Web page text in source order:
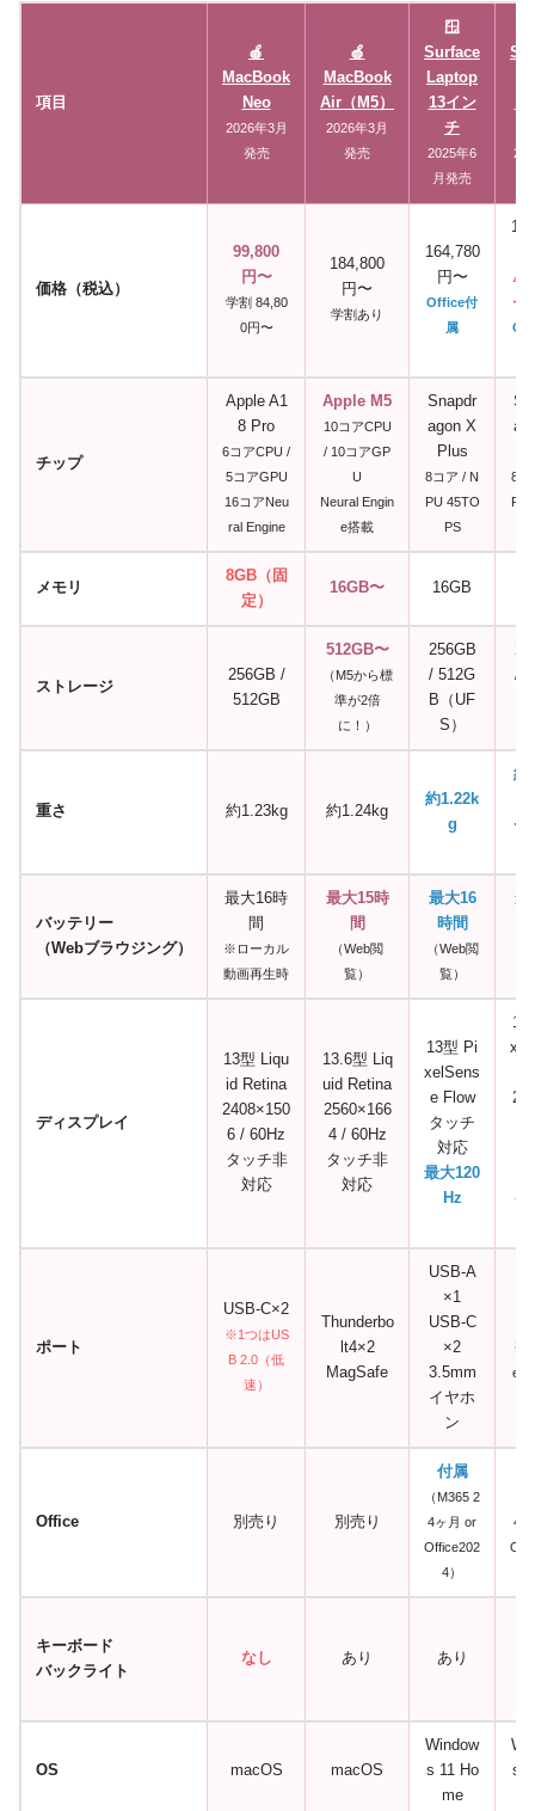
項目
🍎
MacBook
Neo
2026年3月
発売
🍏
MacBook
Air（M5）
2026年3月
発売
🪟
Surface
Laptop
13イン
チ
2025年6
月発売
12
価格（税込）
99,800
円〜
学割 84,80
0円〜
184,800
円〜
学割あり
164,780
円〜
Office付
属
⚠
ー
チップ
Apple A1
8 Pro
6コアCPU /
5コアGPU
16コアNeu
ral Engine
Apple M5
10コアCPU
/ 10コアGP
U
Neural Engin
e搭載
Snapdr
agon X
Plus
8コア / N
PU 45TO
PS
8コ
PU
メモリ
8GB（固
定）
16GB〜 16GB
ストレージ
256GB /
512GB
512GB〜
（M5から標
準が2倍
に！）
256GB
/ 512G
B（UF
S）
/
重さ 約1.23kg 約1.24kg
約1.22k
g
約
ッ
バッテリー
（Webブラウジング）
最大16時
間
※ローカル
動画再生時
最大15時
間
（Web閲
覧）
最大16
時間
（Web閲
覧）
最
ディスプレイ
13型 Liqu
id Retina
2408×150
6 / 60Hz
タッチ非
対応
13.6型 Liq
uid Retina
2560×166
4 / 60Hz
タッチ非
対応
13型 Pi
xelSens
e Flow
タッチ
対応
最大120
Hz
12
ペ
ポート
USB-C×2
※1つはUS
B 2.0（低
速）
Thunderbo
lt4×2
MagSafe
USB-A
×1
USB-C
×2
3.5mm
イヤホ
ン
Office 別売り 別売り
付属
（M365 2
4ヶ月 or
Office202
4）
4
キーボード
バックライト
なし あり あり
OS macOS macOS
Window
s 11 Ho
me
s